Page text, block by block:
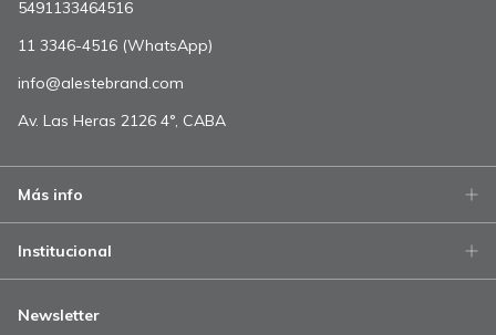
5491133464516
11 3346-4516 (WhatsApp)
info@alestebrand.com
Av. Las Heras 2126 4°, CABA
Más info
Institucional
Newsletter